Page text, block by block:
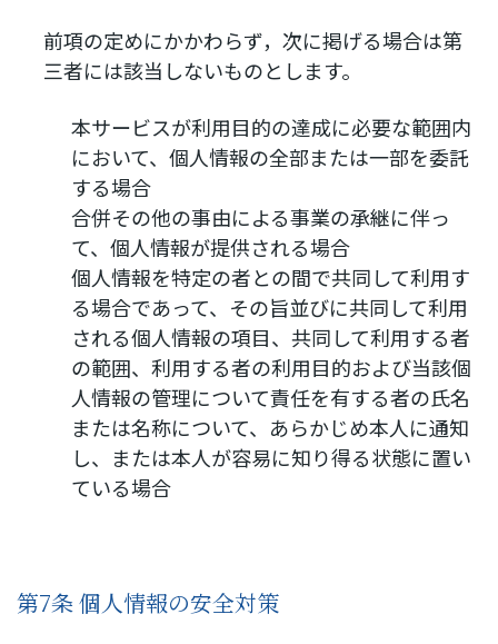
前項の定めにかかわらず，次に掲げる場合は第
三者には該当しないものとします。
本サービスが利用目的の達成に必要な範囲内
において、個人情報の全部または一部を委託
する場合
合併その他の事由による事業の承継に伴っ
て、個人情報が提供される場合
個人情報を特定の者との間で共同して利用す
る場合であって、その旨並びに共同して利用
される個人情報の項目、共同して利用する者
の範囲、利用する者の利用目的および当該個
人情報の管理について責任を有する者の氏名
または名称について、あらかじめ本人に通知
し、または本人が容易に知り得る状態に置い
ている場合
第7条 個人情報の安全対策